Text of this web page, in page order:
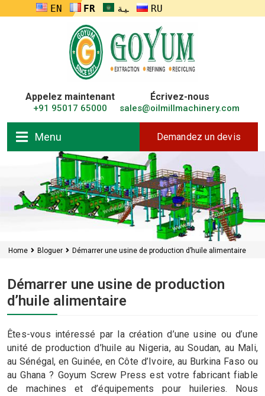
ENGLISHFRANÇAISالعربيةRUSSIA
Appelez maintenant
+91 95017 65000
Écrivez-nous
sales@oilmillmachinery.com
Menu Demandez un devis
Home Bloguer Démarrer une usine de production d’huile alimentaire
Démarrer une usine de production
d’huile alimentaire
Êtes-vous intéressé par la création d’une usine ou d’une
unité de production d’huile au Nigeria, au Soudan, au Mali,
au Sénégal, en Guinée, en Côte d’Ivoire, au Burkina Faso ou
au Ghana ? Goyum Screw Press est votre fabricant fiable
de machines et d’équipements pour huileries. Nous